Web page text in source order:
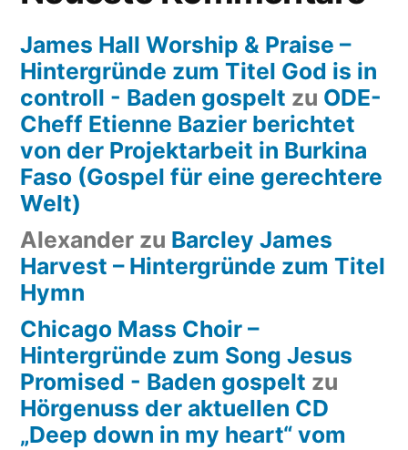
James Hall Worship & Praise –
Hintergründe zum Titel God is in
controll - Baden gospelt zu ODE-
Cheff Etienne Bazier berichtet
von der Projektarbeit in Burkina
Faso (Gospel für eine gerechtere
Welt)
Alexander zu Barcley James
Harvest – Hintergründe zum Titel
Hymn
Chicago Mass Choir –
Hintergründe zum Song Jesus
Promised - Baden gospelt zu
Hörgenuss der aktuellen CD
„Deep down in my heart“ vom